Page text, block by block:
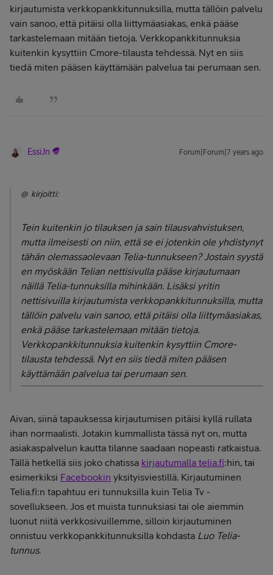
kirjautumista verkkopankkitunnuksilla, mutta tällöin palvelu
vain sanoo, että pitäisi olla liittymäasiakas, enkä pääse
tarkastelemaan mitään tietoja. Verkkopankkitunnuksia
kuitenkin kysyttiin Cmore-tilausta tehdessä. Nyt en siis
tiedä miten pääsen käyttämään palvelua tai perumaan sen.
EssiJn Forum|Forum|7 years ago
@ kirjoitti:
Tein kuitenkin jo tilauksen ja sain tilausvahvistuksen,
mutta ilmeisesti on niin, että se ei jotenkin ole yhdistynyt
tähän olemassaolevaan Telia-tunnukseen? Jostain syystä
en myöskään Telian nettisivulla pääse kirjautumaan
näillä Telia-tunnuksilla mihinkään. Lisäksi yritin
nettisivuilla kirjautumista verkkopankkitunnuksilla, mutta
tällöin palvelu vain sanoo, että pitäisi olla liittymäasiakas,
enkä pääse tarkastelemaan mitään tietoja.
Verkkopankkitunnuksia kuitenkin kysyttiin Cmore-
tilausta tehdessä. Nyt en siis tiedä miten pääsen
käyttämään palvelua tai perumaan sen.
Aivan, siinä tapauksessa kirjautumisen pitäisi kyllä rullata
ihan normaalisti. Jotakin kummallista tässä nyt on, mutta
asiakaspalvelun kautta tilanne saadaan nopeasti ratkaistua.
Tällä hetkellä siis joko chatissa kirjautumalla telia.fi:hin, tai
esimerkiksi Facebookin yksityisviestillä. Kirjautuminen
Telia.fi:n tapahtuu eri tunnuksilla kuin Telia Tv -
sovellukseen. Jos et muista tunnuksiasi tai ole aiemmin
luonut niitä verkkosivuillemme, silloin kirjautuminen
onnistuu verkkopankkitunnuksilla kohdasta Luo Telia-
tunnus.